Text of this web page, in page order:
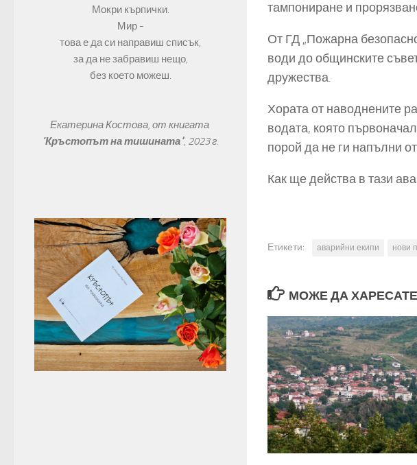
тампониране и
От ГД „Пожарна
води до общинските
дружества.
Хората от наводнените
водата, която
порой да не ги напълни
Как ще действа в тази
Етикети: аварийни екипи нови
МОЖЕ ДА
Мокри кърпички.
Мир -
това е да си направиш списък,
за да не забравиш нещо,
без което можеш.
Екатерина Костова, от книгата
"Кръстопът на тишината", 2023 г.